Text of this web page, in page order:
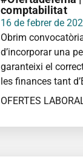
comptabilitat
16 de febrer de
Obrim
d’incorporar una
garanteixi el
les finances tant
OFERTES